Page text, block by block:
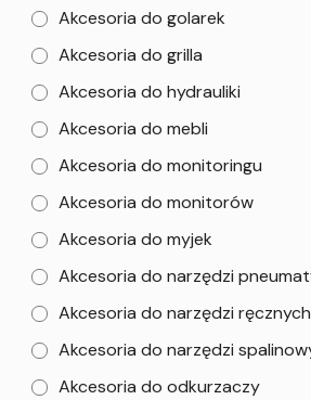
Akcesoria do golarek
Akcesoria do grilla
Akcesoria do hydrauliki
Akcesoria do mebli
Akcesoria do monitoringu
Akcesoria do monitorów
Akcesoria do myjek
Akcesoria do narzędzi
Akcesoria do narzędzi ręcznych
Akcesoria do narzędzi
Akcesoria do odkurzaczy